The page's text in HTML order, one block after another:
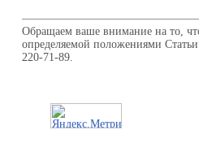
Обращаем ваше внимание на то,
определяемой положениями
220-71-89.